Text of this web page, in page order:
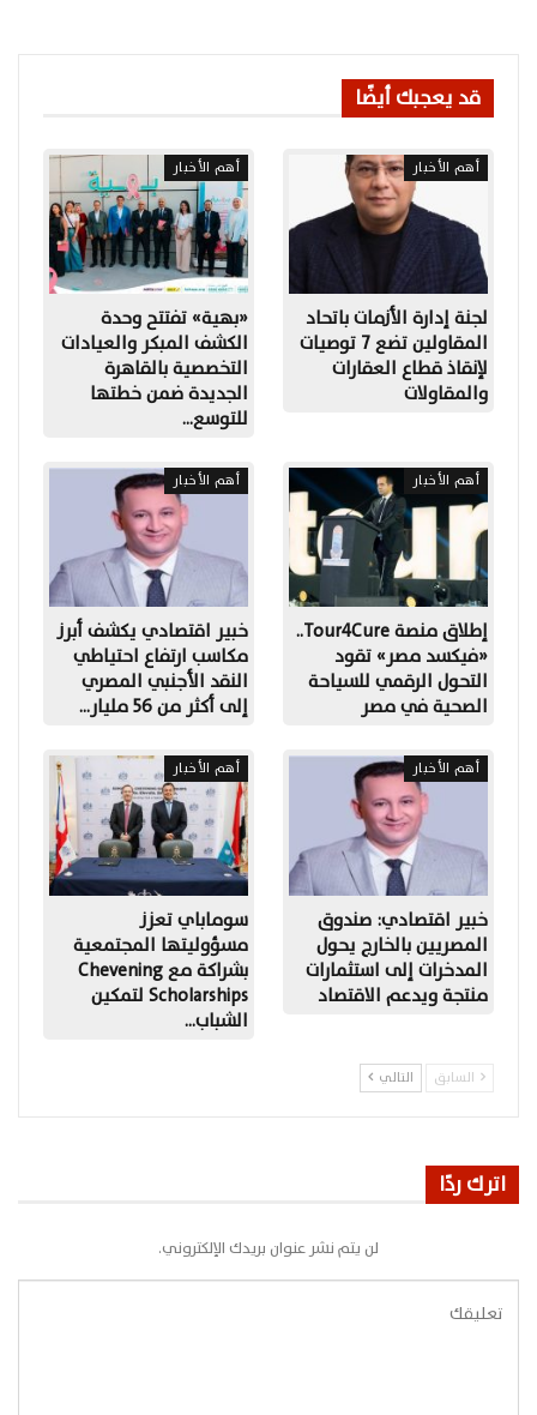
قد يعجبك أيضًا
أهم الأخبار
لجنة إدارة الأزمات باتحاد
المقاولين تضع 7 توصيات
لإنقاذ قطاع العقارات
والمقاولات
أهم الأخبار
«بهية» تفتتح وحدة
الكشف المبكر والعيادات
التخصصية بالقاهرة
الجديدة ضمن خطتها
للتوسع…
أهم الأخبار
إطلاق منصة Tour4Cure..
«فيكسد مصر» تقود
التحول الرقمي للسياحة
الصحية في مصر
أهم الأخبار
خبير اقتصادي يكشف أبرز
مكاسب ارتفاع احتياطي
النقد الأجنبي المصري
إلى أكثر من 56 مليار…
أهم الأخبار
خبير اقتصادي: صندوق
المصريين بالخارج يحول
المدخرات إلى استثمارات
منتجة ويدعم الاقتصاد
أهم الأخبار
سوماباي تعزز
مسؤوليتها المجتمعية
بشراكة مع Chevening
Scholarships لتمكين
الشباب…
السابق التالي
اترك ردًا
لن يتم نشر عنوان بريدك الإلكتروني.